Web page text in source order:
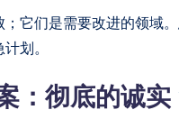
；它们是需要改进的领域
划。
：彻底的诚实